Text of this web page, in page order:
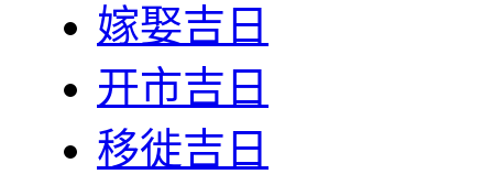
嫁娶吉日
开市吉日
移徙吉日